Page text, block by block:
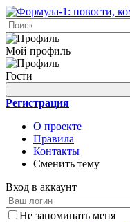
Мой профиль
Гости
Регистрация
О проекте
Правила
Контакты
Сменить тему
Вход в аккаунт
Не запоминать меня